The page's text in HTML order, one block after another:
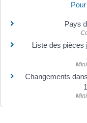
Pays
Liste des pièces
Changements